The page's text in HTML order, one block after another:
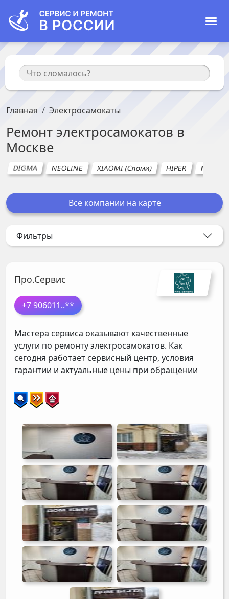
Главная Электросамокаты
Ремонт электросамокатов в
Москве
DIGMA NEOLINE XIAOMI (Сяоми) HIPER MIJIA
Все компании на карте
Фильтры
Про.Сервис
+7 906011..**
Мастера сервиса оказывают качественные
услуги по ремонту электросамокатов. Как
сегодня работает сервисный центр, условия
гарантии и актуальные цены при обращении